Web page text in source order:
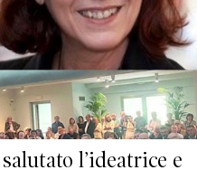
l’ideatrice e